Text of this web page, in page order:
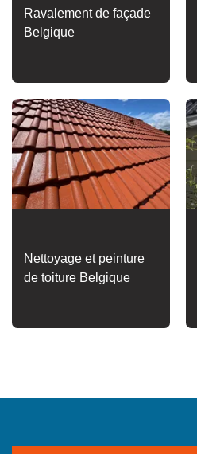
Ravalement de façade
Belgique
Nettoyage et peinture
de toiture Belgique